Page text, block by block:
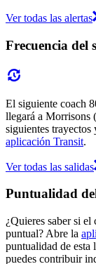
Ver todas las alertas
Frecuencia del
El siguiente coach
llegará a Morrisons
siguientes trayectos
aplicación Transit.
Ver todas las salidas
Puntualidad
¿Quieres saber si
puntual? Abre la
puntualidad de esta
puedes contribuir